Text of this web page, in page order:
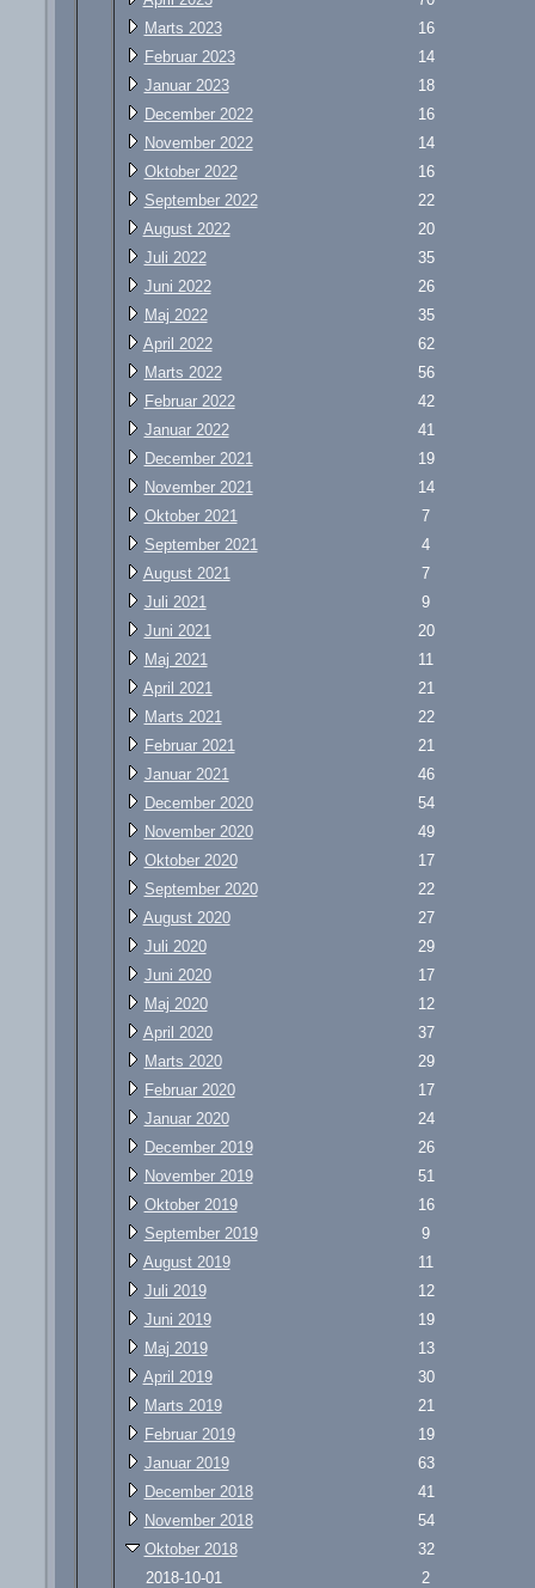
Marts 2023
16
Februar 2023
14
Januar 2023
18
December 2022
16
November 2022
14
Oktober 2022
16
September 2022
22
August 2022
20
Juli 2022
35
Juni 2022
26
Maj 2022
35
April 2022
62
Marts 2022
56
Februar 2022
42
Januar 2022
41
December 2021
19
November 2021
14
Oktober 2021
7
September 2021
4
August 2021
7
Juli 2021
9
Juni 2021
20
Maj 2021
11
April 2021
21
Marts 2021
22
Februar 2021
21
Januar 2021
46
December 2020
54
November 2020
49
Oktober 2020
17
September 2020
22
August 2020
27
Juli 2020
29
Juni 2020
17
Maj 2020
12
April 2020
37
Marts 2020
29
Februar 2020
17
Januar 2020
24
December 2019
26
November 2019
51
Oktober 2019
16
September 2019
9
August 2019
11
Juli 2019
12
Juni 2019
19
Maj 2019
13
April 2019
30
Marts 2019
21
Februar 2019
19
Januar 2019
63
December 2018
41
November 2018
54
Oktober 2018
32
2018-10-01
2